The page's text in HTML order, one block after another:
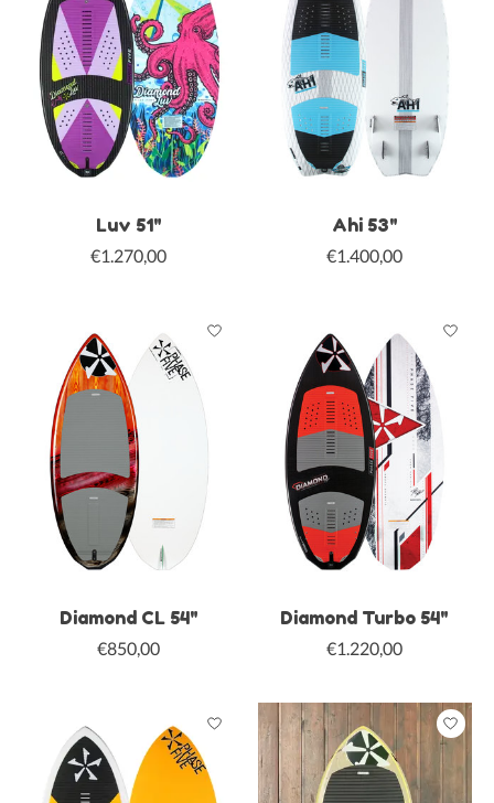
Luv 51"
€1.270,00
Ahi 53"
€1.400,00
Diamond CL 54"
€850,00
Diamond Turbo 54"
€1.220,00